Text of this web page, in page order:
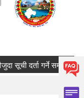
गर्ने सम्बन्धी सूचना ।